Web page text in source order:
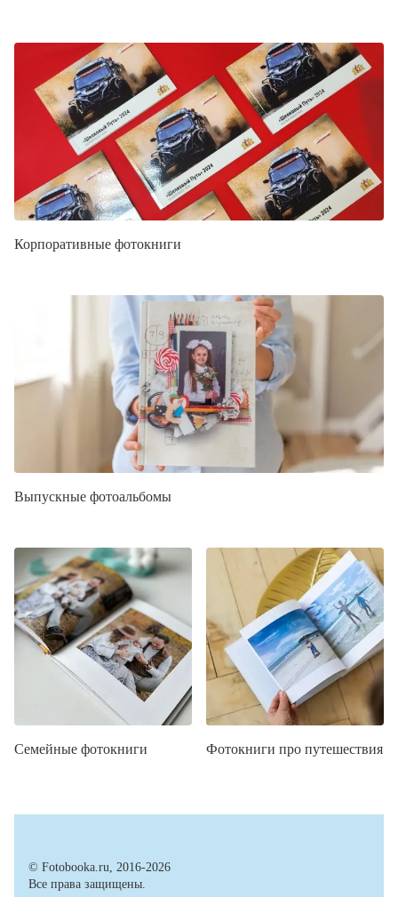
Корпоративные фотокниги
Выпускные фотоальбомы
Семейные фотокниги Фотокниги про путешествия
© Fotobooka.ru, 2016-2026
Все права защищены.